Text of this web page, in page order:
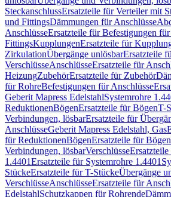
SteckanschlussErsatzteile für Verteiler mit
und FittingsDämmungen für Anschlüsse
AnschlüsseErsatzteile für Befestigungen
FittingsKupplungenErsatzteile für
ZirkulationÜbergänge unlösbarErsatzteile
VerschlüsseAnschlüsseErsatzteile für
HeizungZubehörErsatzteile für Zubehör
für RohreBefestigungen für Anschlüsse
Geberit Mapress EdelstahlSystemrohre
ReduktionenBögenErsatzteile für BögenT-
Verbindungen, lösbarErsatzteile für
AnschlüsseGeberit Mapress Edelstahl, Gas
für ReduktionenBögenErsatzteile für Bögen
Verbindungen, lösbarVerschlüsse
1.4401Ersatzteile für Systemrohre 1.4401
StückeErsatzteile für T-StückeÜbergänge
VerschlüsseAnschlüsseErsatzteile für
EdelstahlSchutzkappen für Rohrende